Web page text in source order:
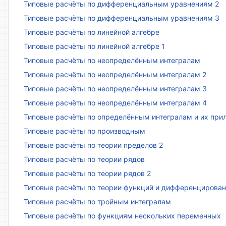
Типовые расчёты по дифференциальным уравнениям 2
Типовые расчёты по дифференциальным уравнениям 3
Типовые расчёты по линейной алгебре
Типовые расчёты по линейной алгебре 1
Типовые расчёты по неопределённым интегралам
Типовые расчёты по неопределённым интегралам 2
Типовые расчёты по неопределённым интегралам 3
Типовые расчёты по неопределённым интегралам 4
Типовые расчёты по определённым интегралам и их
Типовые расчёты по производным
Типовые расчёты по теории пределов 2
Типовые расчёты по теории рядов
Типовые расчёты по теории рядов 2
Типовые расчёты по теории функций и
Типовые расчёты по тройным интегралам
Типовые расчёты по функциям нескольких переменных